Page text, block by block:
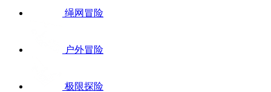
绳网冒险
户外冒险
极限探险